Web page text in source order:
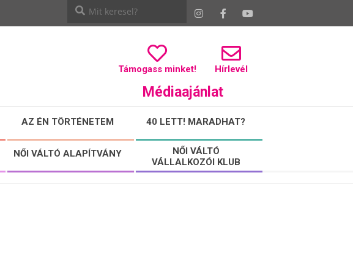
Támogass minket! Hírlevél
Médiaajánlat
AZ ÉN TÖRTÉNETEM 40 LETT! MARADHAT?
NŐI VÁLTÓ ALAPÍTVÁNY
NŐI VÁLTÓ
VÁLLALKOZÓI KLUB